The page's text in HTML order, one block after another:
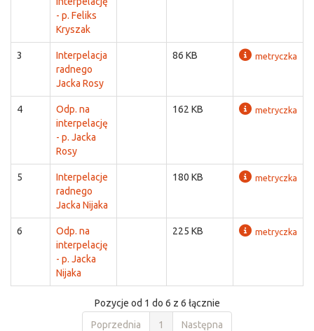
- p. Feliks
Kryszak
3
Interpelacja
radnego
Jacka Rosy
86 KB metryczka
4
Odp. na
interpelację
- p. Jacka
Rosy
162 KB metryczka
5
Interpelacje
radnego
Jacka Nijaka
180 KB metryczka
6
Odp. na
interpelację
- p. Jacka
Nijaka
225 KB metryczka
Pozycje od 1 do 6 z 6 łącznie
Poprzednia
1 Następna